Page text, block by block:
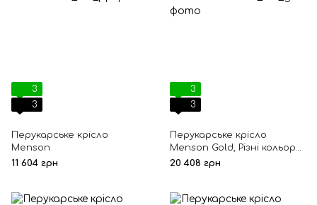
3
3
Перукарське крісло
Menson
11 604 грн
3
3
Перукарське крісло
Menson Gold, Різні кольори,
Квадрат, Гідравлічний,
20 408 грн